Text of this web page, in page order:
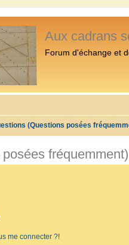
Aux cadrans
Forum d'échange et
(Questions posées
fréquemment)
me connecter ?!